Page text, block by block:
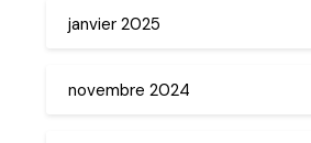
janvier 2025
novembre 2024